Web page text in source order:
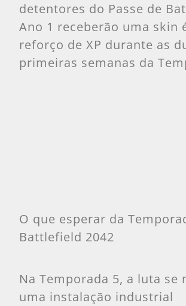
detentores do Passe de
Ano 1 receberão uma skin
reforço de XP durante as
primeiras semanas da
O que esperar da
Battlefield 2042
Na Temporada 5, a luta se
uma instalação industrial